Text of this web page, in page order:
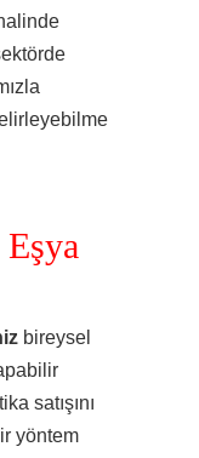
bireysel
satışını
yöntem